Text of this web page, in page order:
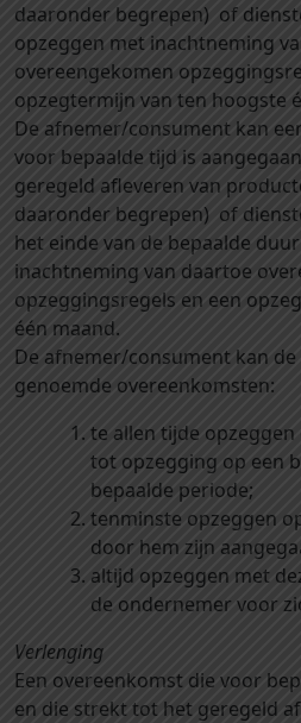
daaronder begrepen) of
opzeggen met inachtneming
overeengekomen
opzegtermijn van ten hoogste
De afnemer/consument kan
voor bepaalde tijd is
geregeld afleveren van
daaronder begrepen) of
het einde van de bepaalde
inachtneming van daartoe
opzeggingsregels en een
één maand.
De afnemer/consument kan
genoemde overeenkomsten:
te allen tijde
tot opzegging op een
bepaalde periode;
tenminste opzeggen
door hem zijn
altijd opzeggen met
de ondernemer voor
Verlenging
Een overeenkomst die voor
en die strekt tot het geregeld